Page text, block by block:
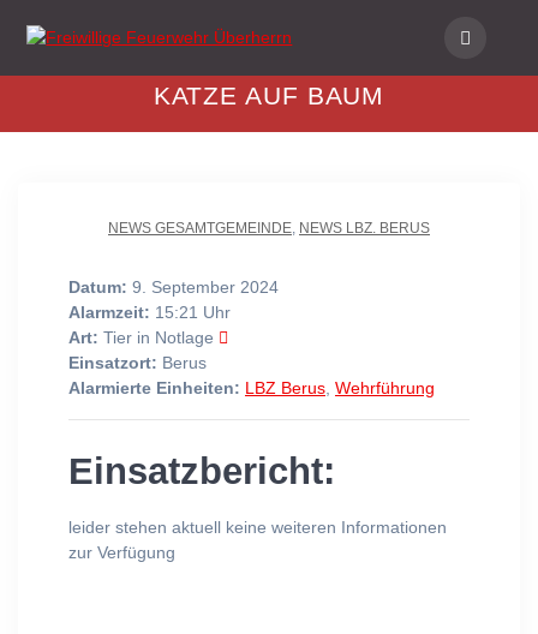
to
KATZE AUF BAUM
NEWS GESAMTGEMEINDE, NEWS LBZ. BERUS
Datum: 9. September 2024
Alarmzeit: 15:21 Uhr
Art: Tier in Notlage
Einsatzort: Berus
Alarmierte Einheiten: LBZ Berus Wehrführung
Einsatzbericht:
leider stehen aktuell keine weiteren Informationen
zur Verfügung